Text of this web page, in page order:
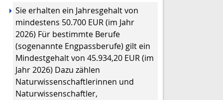
Sie erhalten ein Jahresgehalt von
mindestens 50.700 EUR (im Jahr
2026) Für bestimmte Berufe
(sogenannte Engpassberufe) gilt ein
Mindestgehalt von 45.934,20 EUR (im
Jahr 2026) Dazu zählen
Naturwissenschaftlerinnen und
Naturwissenschaftler,